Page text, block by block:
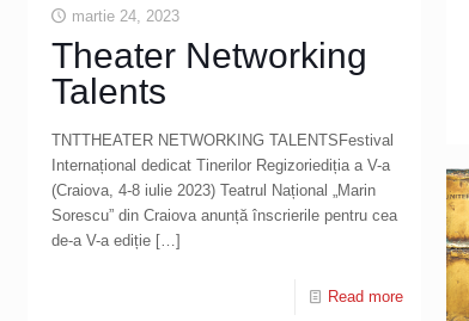
martie 24, 2023
Theater Networking
Talents
TNTTHEATER NETWORKING TALENTSFestival
Internațional dedicat Tinerilor Regizoriediția a V-a
(Craiova, 4-8 iulie 2023) Teatrul Național „Marin
Sorescu” din Craiova anunță înscrierile pentru cea
de-a V-a ediție[…]
Read more